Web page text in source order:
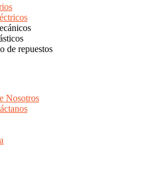
de repuestos
Nosotros